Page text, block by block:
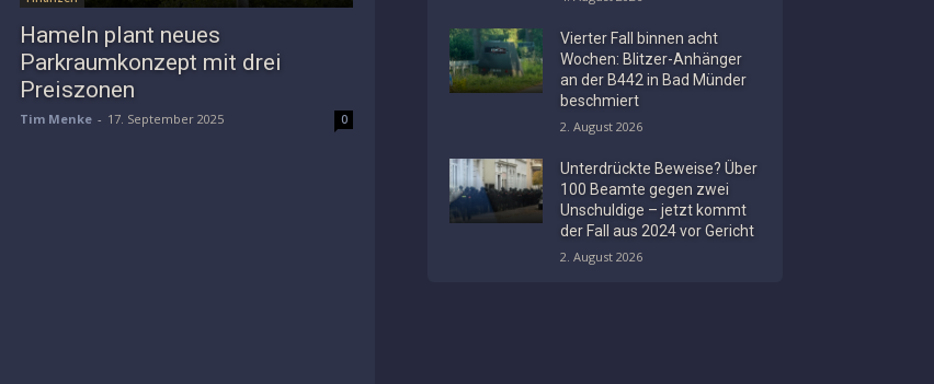
Hameln plant neues
Parkraumkonzept mit drei
Preiszonen
Tim Menke - 17. September 2025 0
Vierter Fall binnen acht
Wochen: Blitzer-Anhänger
an der B442 in Bad Münder
beschmiert
2. August 2026
Unterdrückte Beweise? Über
100 Beamte gegen zwei
Unschuldige – jetzt kommt
der Fall aus 2024 vor Gericht
2. August 2026